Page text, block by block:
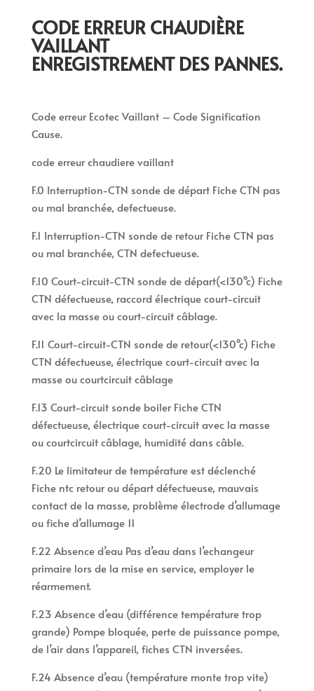
CODE ERREUR CHAUDIÈRE
VAILLANT
ENREGISTREMENT DES PANNES.
Code erreur Ecotec Vaillant – Code Signification
Cause.
code erreur chaudiere vaillant
F.0 Interruption-CTN sonde de départ Fiche CTN pas
ou mal branchée, defectueuse.
F.1 Interruption-CTN sonde de retour Fiche CTN pas
ou mal branchée, CTN defectueuse.
F.10 Court-circuit-CTN sonde de départ(<130°c) Fiche
CTN défectueuse, raccord électrique court-circuit
avec la masse ou court-circuit câblage.
F.11 Court-circuit-CTN sonde de retour(<130°c) Fiche
CTN défectueuse, électrique court-circuit avec la
masse ou courtcircuit câblage
F.13 Court-circuit sonde boiler Fiche CTN
défectueuse, électrique court-circuit avec la masse
ou courtcircuit câblage, humidité dans câble.
F.20 Le limitateur de température est déclenché
Fiche ntc retour ou départ défectueuse, mauvais
contact de la masse, problème électrode d’allumage
ou fiche d’allumage 11
F.22 Absence d’eau Pas d’eau dans l’echangeur
primaire lors de la mise en service, employer le
réarmement.
F.23 Absence d’eau (différence température trop
grande) Pompe bloquée, perte de puissance pompe,
de l’air dans l’appareil, fiches CTN inversées.
F.24 Absence d’eau (température monte trop vite)